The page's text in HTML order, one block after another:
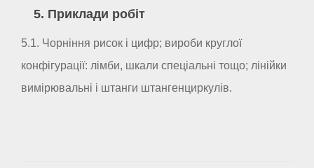
5. Приклади робіт
5.1. Чорніння рисок і цифр; вироби круглої
конфігурації: лімби, шкали спеціальні тощо; лінійки
вимірювальні і штанги штангенциркулів.